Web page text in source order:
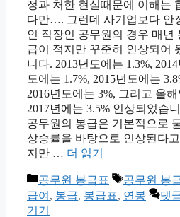
정과 처한 현실때문에 이해는
다만…. 그런데 사기업보다 안
인 직장인 공무원의 경우 매년
급이 적지만 꾸준히 인상되어
니다. 2013년도에는 1.3%, 2014
도에는 1.7%, 2015년도에는
2016년도에는 3%, 그리고 올해
2017년에는 3.5% 인상되었습
공무원의 봉급은 기본적으로
상승률을 바탕으로 인상된다
지만 … 더 읽기
카
테
고
공무원 봉급표
태
그
공무원 봉
급여 , 봉급, 봉급표, 연봉
댓
기기